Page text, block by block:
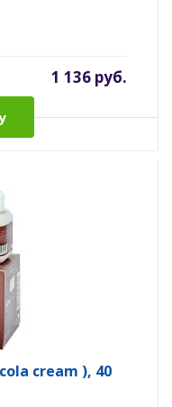
1 136 руб.
cream ), 40